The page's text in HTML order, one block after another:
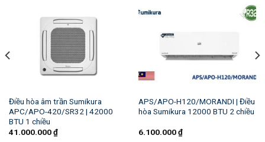
Điều hòa âm trần Sumikura
APC/APO-420/SR32 | 42000
BTU 1 chiều
41.000.000₫
APS/APO-H120/MORANDI | Điều
hòa Sumikura 12000 BTU 2 chiều
6.100.000₫